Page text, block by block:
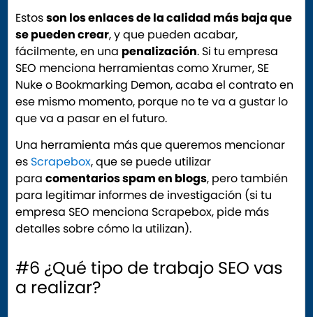
Estosson los enlaces de la calidad más baja que
se pueden crear, y que pueden acabar,
fácilmente, en una penalización. Si tu empresa
SEO menciona herramientas como Xrumer, SE
Nuke o Bookmarking Demon, acaba el contrato en
ese mismo momento, porque no te va a gustar lo
que va a pasar en el futuro.
Una herramienta más que queremos mencionar
es Scrapebox, que se puede utilizar
paracomentarios spam en blogs, pero también
para legitimar informes de investigación (si tu
empresa SEO menciona Scrapebox, pide más
detalles sobre cómo la utilizan).
#6 ¿Qué tipo de trabajo SEO vas
a realizar?